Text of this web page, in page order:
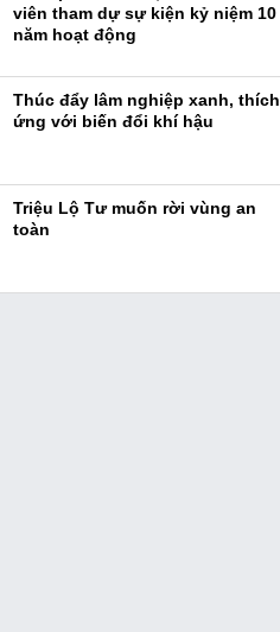
viên tham dự sự kiện kỷ niệm 10
năm hoạt động
Thúc đẩy lâm nghiệp xanh, thích
ứng với biến đổi khí hậu
Triệu Lộ Tư muốn rời vùng an
toàn